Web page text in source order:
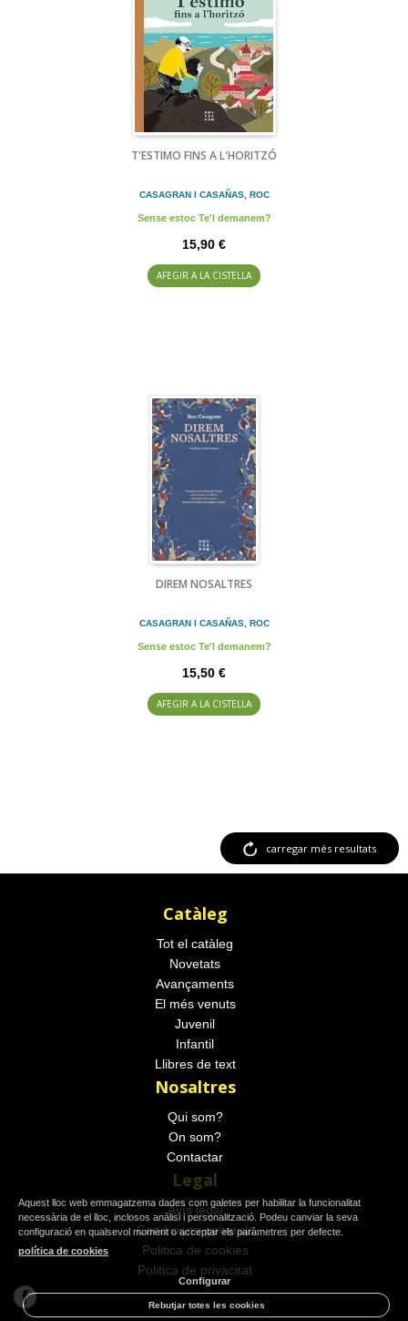
T'ESTIMO FINS A L'HORITZÓ
CASAGRAN I CASAÑAS, ROC
Sense estoc Te'l demanem?
15,90 €
AFEGIR A LA CISTELLA
DIREM NOSALTRES
CASAGRAN I CASAÑAS, ROC
Sense estoc Te'l demanem?
15,50 €
AFEGIR A LA CISTELLA
carregar més resultats
Catàleg
Tot el catàleg
Novetats
Avançaments
El més venuts
Juvenil
Infantil
Llibres de text
Nosaltres
Qui som?
On som?
Contactar
Legal
Avís legal
Condicions generals
Politica de cookies
Politica de privacitat
Aquest lloc web emmagatzema dades com galetes per habilitar la funcionalitat
necessària de el lloc, inclosos anàlisi i personalització. Podeu canviar la seva
configuració en qualsevol moment o acceptar els paràmetres per defecte.
política de cookies
Configurar
Rebutjar totes les cookies